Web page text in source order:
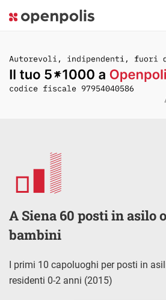
A Siena 60 posti in asilo
bambini
I primi 10 capoluoghi per posti in
residenti 0-2 anni (2015)